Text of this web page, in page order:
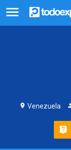
Venezuela